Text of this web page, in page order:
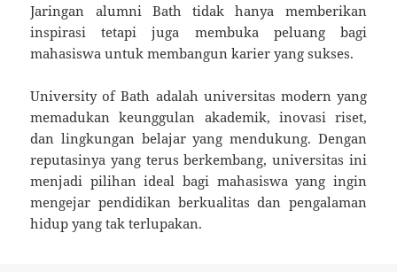
Jaringan alumni Bath tidak hanya memberikan
inspirasi tetapi juga membuka peluang bagi
mahasiswa untuk membangun karier yang sukses.
University of Bath adalah universitas modern yang
memadukan keunggulan akademik, inovasi riset,
dan lingkungan belajar yang mendukung. Dengan
reputasinya yang terus berkembang, universitas ini
menjadi pilihan ideal bagi mahasiswa yang ingin
mengejar pendidikan berkualitas dan pengalaman
hidup yang tak terlupakan.